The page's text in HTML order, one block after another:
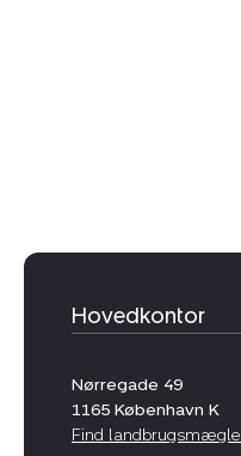
Hovedkontor
Nørregade 49
1165 København K
Find